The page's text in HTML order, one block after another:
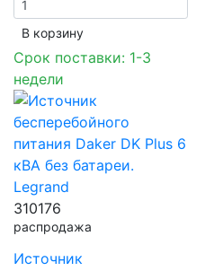
В корзинy
Срок поставки: 1-3
недели
310176
распродажа
Источник